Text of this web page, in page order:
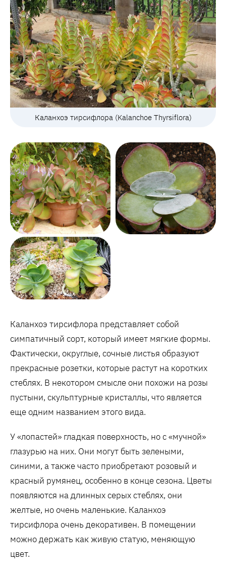
Каланхоэ тирсифлора (Kalanchoe Thyrsiflora)
Каланхоэ тирсифлора представляет собой
симпатичный сорт, который имеет мягкие формы.
Фактически, округлые, сочные листья образуют
прекрасные розетки, которые растут на коротких
стеблях. В некотором смысле они похожи на розы
пустыни, скульптурные кристаллы, что является
еще одним названием этого вида.
У «лопастей» гладкая поверхность, но с «мучной»
глазурью на них. Они могут быть зелеными,
синими, а также часто приобретают розовый и
красный румянец, особенно в конце сезона. Цветы
появляются на длинных серых стеблях, они
желтые, но очень маленькие. Каланхоэ
тирсифлора очень декоративен. В помещении
можно держать как живую статую, меняющую
цвет.